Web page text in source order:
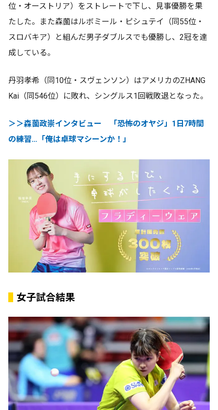
位・オーストリア）をストレートで下し、見事優勝を果
たした。また森薗はルボミール・ピシュテイ（同55位・
スロバキア）と組んだ男子ダブルスでも優勝し、2冠を達
成している。
丹羽孝希（同10位・スヴェンソン）はアメリカのZHANG
Kai（同546位）に敗れ、シングルス1回戦敗退となった。
＞＞森薗政崇インタビュー 「恐怖のオヤジ」1日7時間
の練習…「俺は卓球マシーンか！」
女子試合結果